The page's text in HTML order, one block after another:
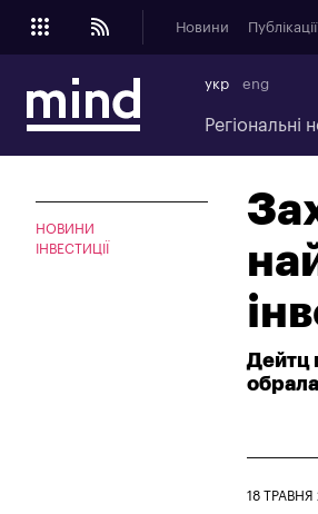
Новини Публікації
укр eng
Регіональні
НОВИНИ
ІНВЕСТИЦІЇ
Дейтц
18 ТРАВНЯ